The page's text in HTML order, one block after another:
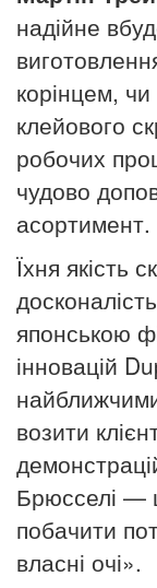
надійне
корінцем,
клейового
робочих
чудово
асортимент.
Їхня якість
японською
інновацій
возити
Брюсселі —
побачити
власні очі».